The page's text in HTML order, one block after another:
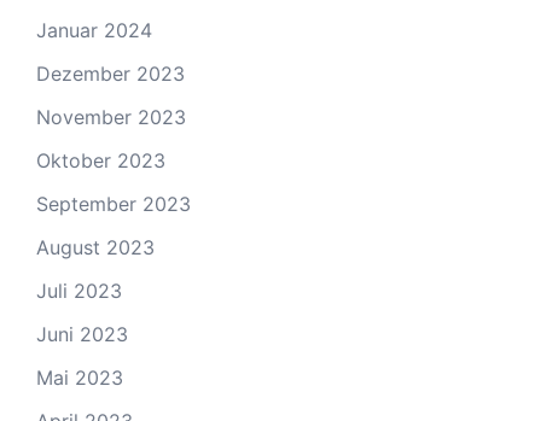
Januar 2024
Dezember 2023
November 2023
Oktober 2023
September 2023
August 2023
Juli 2023
Juni 2023
Mai 2023